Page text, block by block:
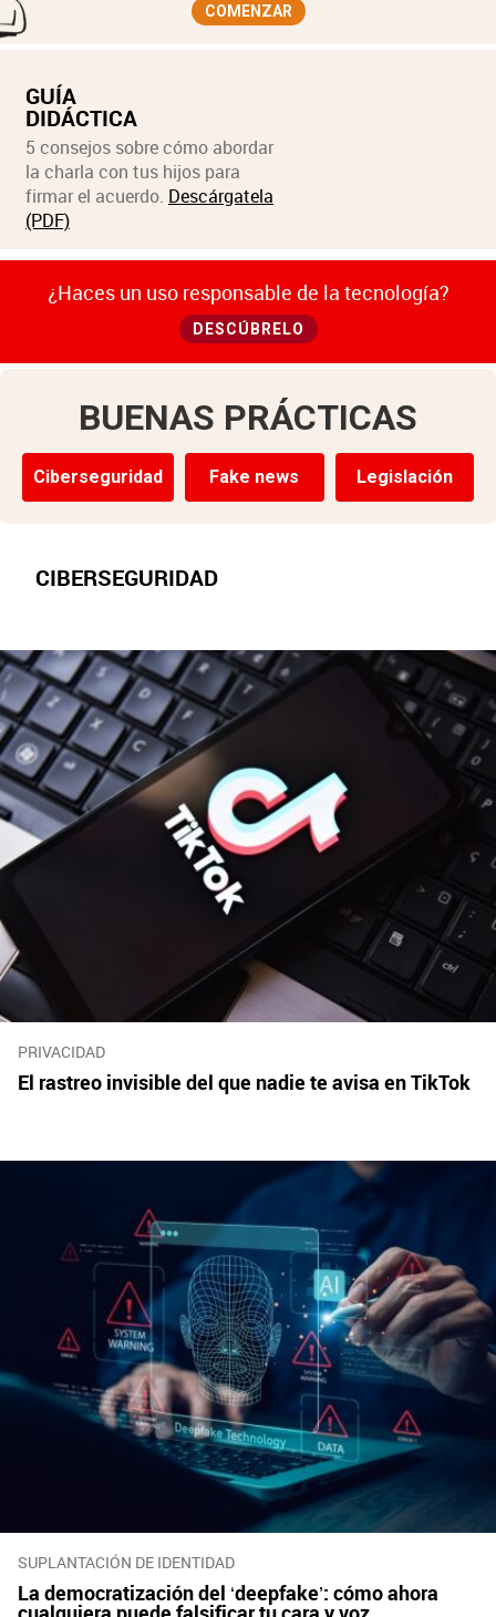
COMENZAR
GUÍA
DIDÁCTICA
5 consejos sobre cómo abordar
la charla con tus hijos para
firmar el acuerdo. Descárgatela
(PDF)
¿Haces un uso responsable de la tecnología?
DESCÚBRELO
BUENAS PRÁCTICAS
Ciberseguridad Fake news Legislación
CIBERSEGURIDAD
PRIVACIDAD
El rastreo invisible del que nadie te avisa en TikTok
SUPLANTACIÓN DE IDENTIDAD
La democratización del ‘deepfake’: cómo ahora